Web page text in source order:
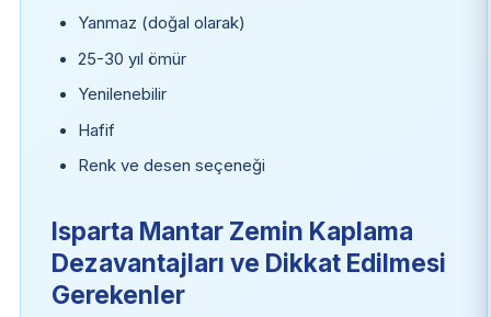
Yanmaz (doğal olarak)
25-30 yıl ömür
Yenilenebilir
Hafif
Renk ve desen seçeneği
Isparta Mantar Zemin Kaplama
Dezavantajları ve Dikkat Edilmesi
Gerekenler